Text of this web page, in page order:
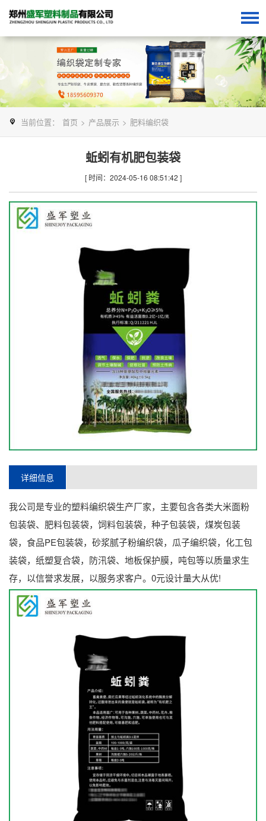
当前位置： 首页 > 产品展示 > 肥料编织袋
蚯蚓有机肥包装袋
[ 时间：2024-05-16 08:51:42 ]
详细信息
我公司是专业的塑料编织袋生产厂家，主要包含各类大米面粉
包装袋、肥料包装袋，饲料包装袋，种子包装袋，煤炭包装
袋，食品PE包装袋，砂浆腻子粉编织袋，瓜子编织袋，化工包
装袋，纸塑复合袋，防汛袋、地板保护膜，吨包等以质量求生
存，以信誉求发展，以服务求客户。0元设计量大从优!